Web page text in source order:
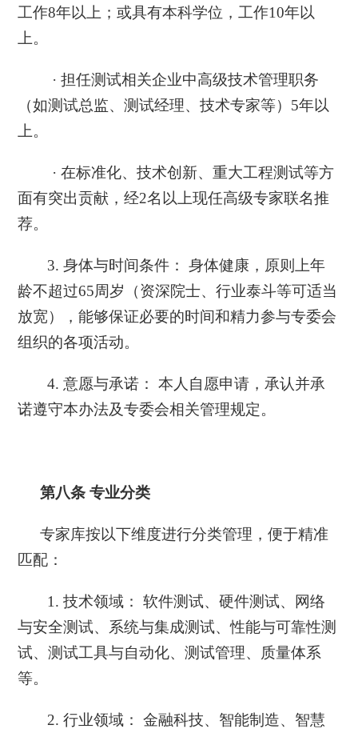
工作8年以上；或具有本科学位，工作10年以
上。
· 担任测试相关企业中高级技术管理职务
（如测试总监、测试经理、技术专家等）5年以
上。
· 在标准化、技术创新、重大工程测试等方
面有突出贡献，经2名以上现任高级专家联名推
荐。
3. 身体与时间条件： 身体健康，原则上年
龄不超过65周岁（资深院士、行业泰斗等可适当
放宽），能够保证必要的时间和精力参与专委会
组织的各项活动。
4. 意愿与承诺： 本人自愿申请，承认并承
诺遵守本办法及专委会相关管理规定。
第八条 专业分类
专家库按以下维度进行分类管理，便于精准
匹配：
1. 技术领域： 软件测试、硬件测试、网络
与安全测试、系统与集成测试、性能与可靠性测
试、测试工具与自动化、测试管理、质量体系
等。
2. 行业领域： 金融科技、智能制造、智慧